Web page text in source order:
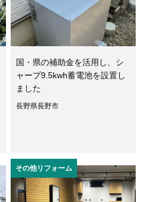
国・県の補助金を活用し、シ
ャープ9.5kwh蓄電池を設置し
ました
長野県長野市
その他リフォーム